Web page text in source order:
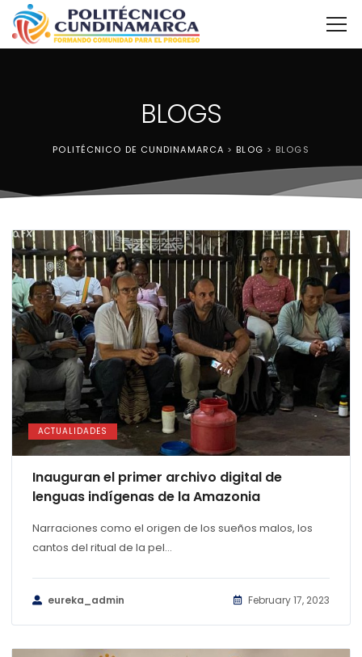
BLOGS
POLITÉCNICO DE CUNDINAMARCA > BLOG > BLOGS
ACTUALIDADES
Inauguran el primer archivo digital de
lenguas indígenas de la Amazonia
Narraciones como el origen de los sueños malos, los
cantos del ritual de la pel...
eureka_admin February 17, 2023